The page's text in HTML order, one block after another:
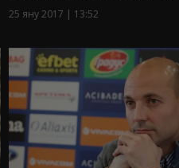
25 яну 2017 | 13:52